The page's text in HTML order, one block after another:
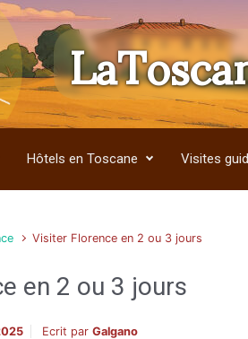
Hôtels en Toscane Visites
Visiter Florence en 2 ou 3 jours
en 2 ou 3 jours
Ecrit par Galgano